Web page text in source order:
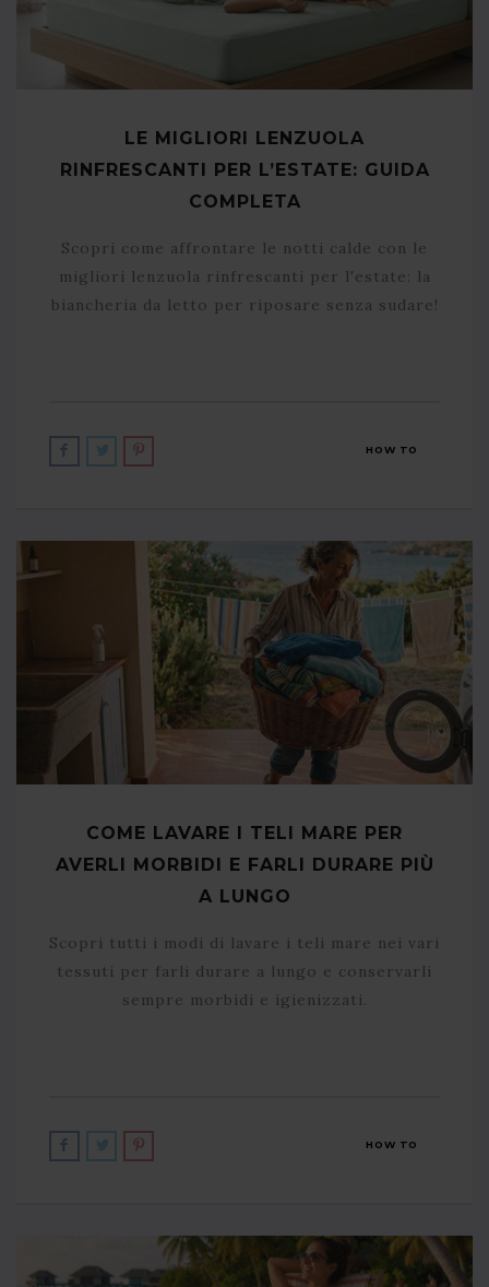
LE MIGLIORI LENZUOLA
RINFRESCANTI PER L’ESTATE: GUIDA
COMPLETA
Scopri come affrontare le notti calde con le
migliori lenzuola rinfrescanti per l'estate: la
biancheria da letto per riposare senza sudare!
HOW TO
COME LAVARE I TELI MARE PER
AVERLI MORBIDI E FARLI DURARE PIÙ
A LUNGO
Scopri tutti i modi di lavare i teli mare nei vari
tessuti per farli durare a lungo e conservarli
sempre morbidi e igienizzati.
HOW TO